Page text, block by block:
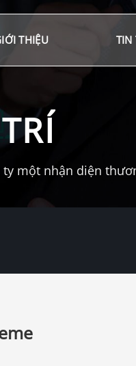
THIỆU TIN
một nhận diện